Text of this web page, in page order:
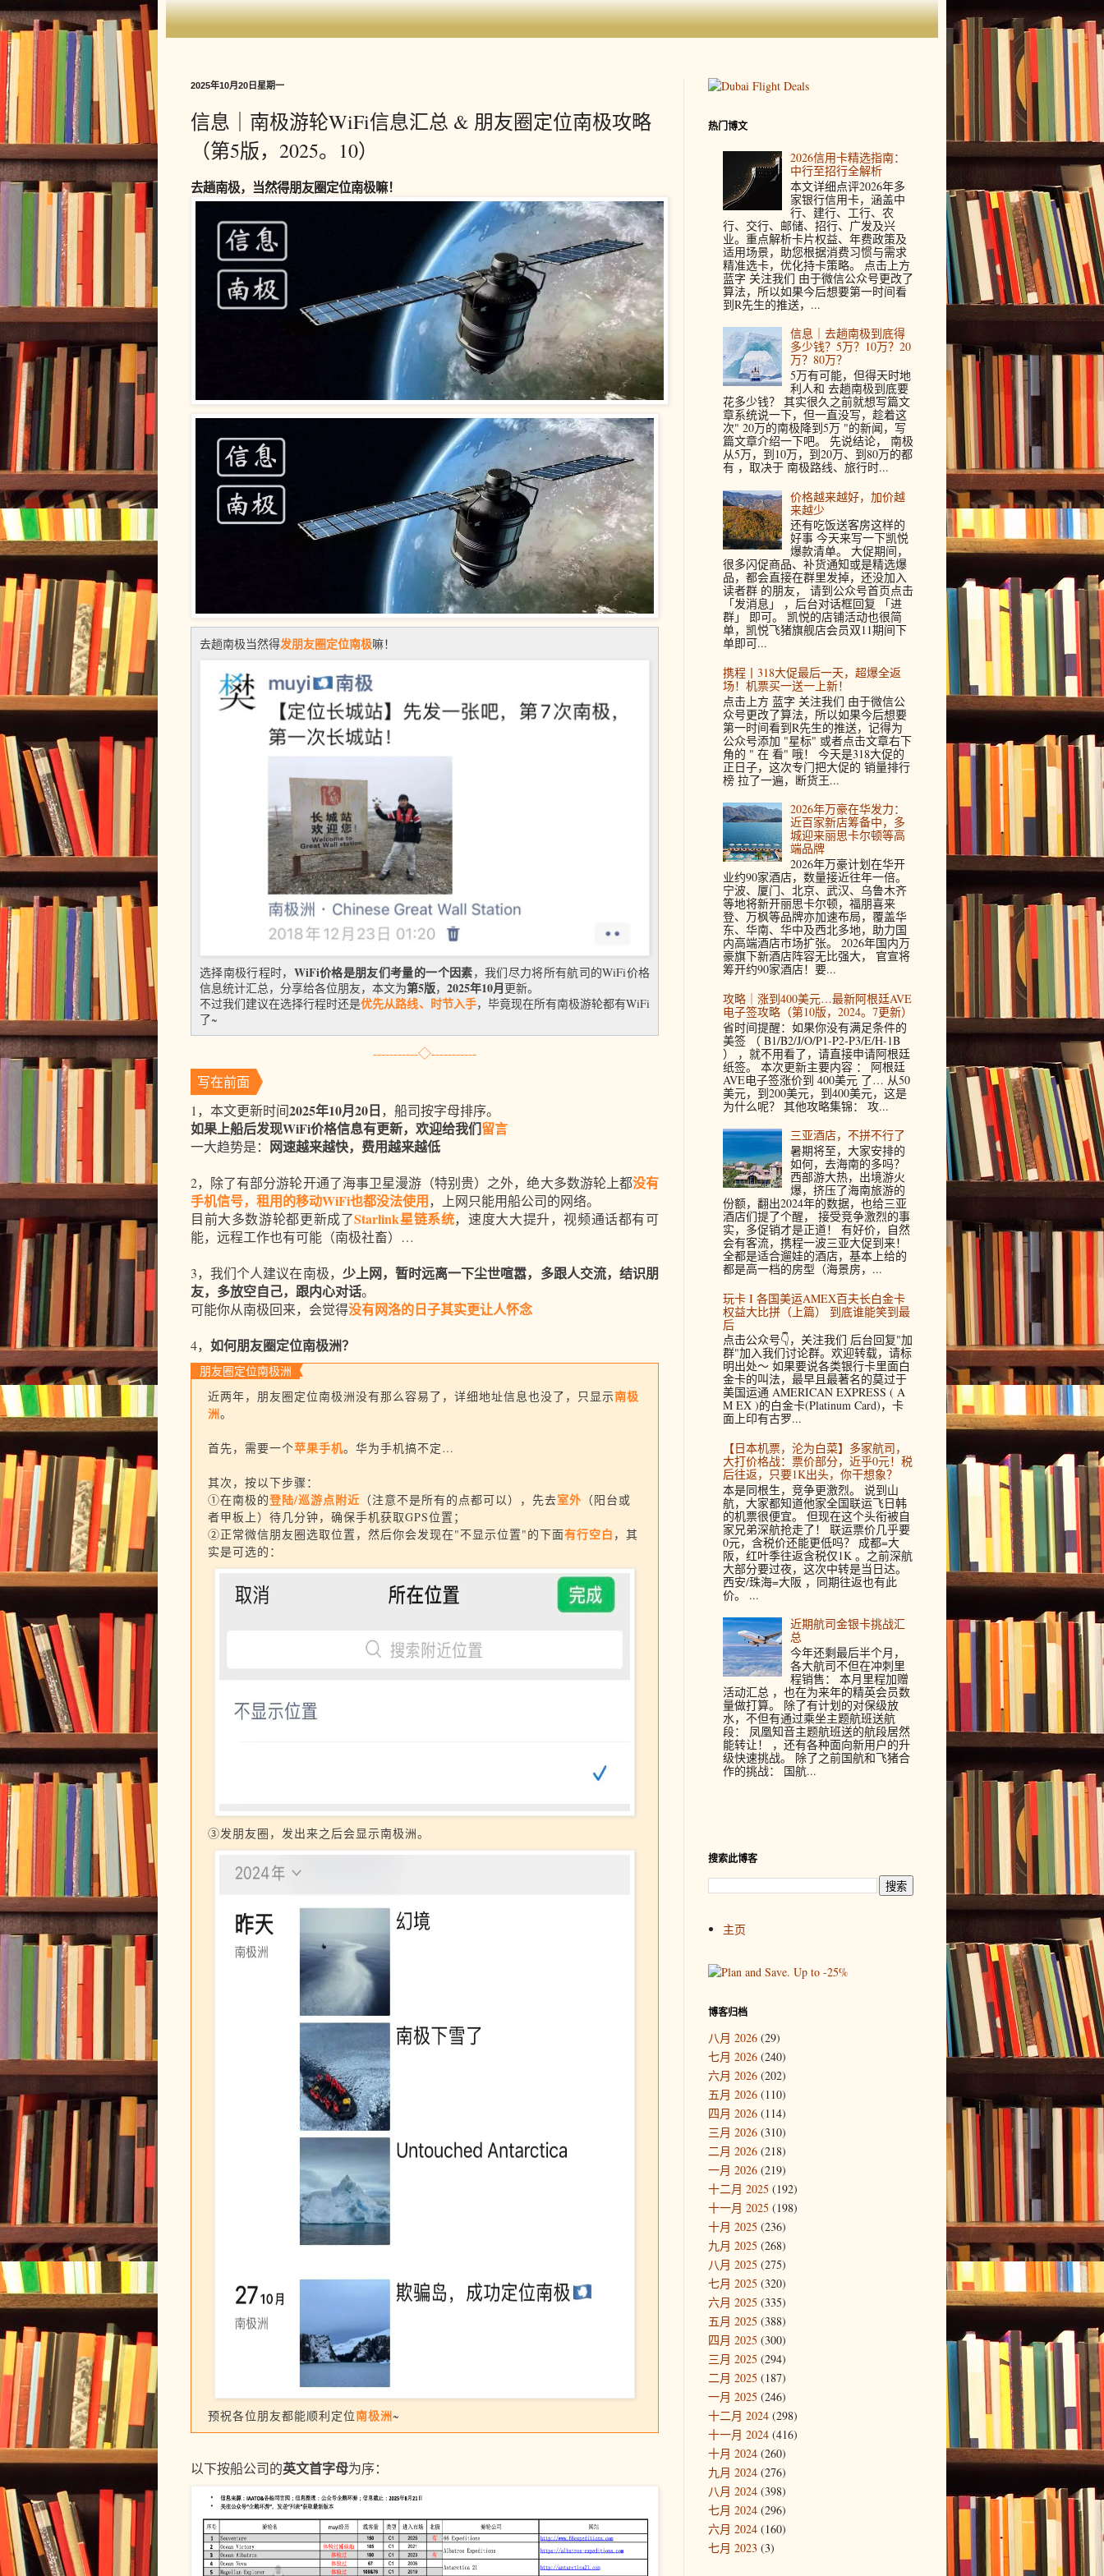
2025年10月20日星期一
信息｜南极游轮WiFi信息汇总 & 朋友圈定位南极攻略
（第5版，2025。10）
去趟南极，当然得朋友圈定位南极嘛！
去趟南极当然得发朋友圈定位南极嘛！
选择南极行程时， WiFi价格是朋友们考量的一个因素，我们尽力将所有航司的WiFi价格
信息统计汇总，分享给各位朋友，本文为第5版， 2025年10月更新。
不过我们建议在选择行程时还是优先从路线、时节入手，毕竟现在所有南极游轮都有WiFi
了~
-----------◇-----------
写在前面
1，本文更新时间2025年10月20日，船司按字母排序。
如果上船后发现WiFi价格信息有更新，欢迎给我们留言
一大趋势是： 网速越来越快，费用越来越低
2，除了有部分游轮开通了海事卫星漫游（特别贵）之外，绝大多数游轮上都没有
手机信号，租用的移动WiFi也都没法使用，上网只能用船公司的网络。
目前大多数游轮都更新成了Starlink星链系统，速度大大提升，视频通话都有可
能，远程工作也有可能（南极社畜）…
3，我们个人建议在南极， 少上网，暂时远离一下尘世喧嚣，多跟人交流，结识朋
友，多放空自己，跟内心对话。
可能你从南极回来，会觉得没有网洛的日子其实更让人怀念
4， 如何朋友圈定位南极洲？
朋友圈定位南极洲
近两年，朋友圈定位南极洲没有那么容易了，详细地址信息也没了，只显示南极
洲。
首先，需要一个苹果手机。华为手机搞不定…
其次，按以下步骤：
①在南极的登陆/巡游点附近 （注意不是所有的点都可以），先去室外 （阳台或
者甲板上）待几分钟，确保手机获取GPS位置；
②正常微信朋友圈选取位置，然后你会发现在"不显示位置"的下面有行空白 ，其
实是可选的：
③发朋友圈，发出来之后会显示南极洲。
预祝各位朋友都能顺利定位南极洲~
以下按船公司的英文首字母为序：
热门博文
2026信用卡精选指南：
中行至招行全解析
本文详细点评2026年多
家银行信用卡，涵盖中
行、建行、工行、农
行、交行、邮储、招行、广发及兴
业。重点解析卡片权益、年费政策及
适用场景，助您根据消费习惯与需求
精准选卡，优化持卡策略。 点击上方
蓝字 关注我们 由于微信公众号更改了
算法，所以如果今后想要第一时间看
到R先生的推送，...
信息｜去趟南极到底得
多少钱？5万？10万？20
万？80万？
5万有可能，但得天时地
利人和 去趟南极到底要
花多少钱？ 其实很久之前就想写篇文
章系统说一下，但一直没写，趁着这
次" 20万的南极降到5万 "的新闻，写
篇文章介绍一下吧。 先说结论， 南极
从5万，到10万，到20万、到80万的都
有 ，取决于 南极路线、旅行时...
价格越来越好，加价越
来越少
还有吃饭送客房这样的
好事 今天来写一下凯悦
爆款清单。 大促期间，
很多闪促商品、补货通知或是精选爆
品，都会直接在群里发掉，还没加入
读者群 的朋友， 请到公众号首页点击
「发消息」 ，后台对话框回复 「进
群」 即可。 凯悦的店铺活动也很简
单，凯悦飞猪旗舰店会员双11期间下
单即可...
携程丨318大促最后一天，超爆全返
场！机票买一送一上新！
点击上方 蓝字 关注我们 由于微信公
众号更改了算法，所以如果今后想要
第一时间看到R先生的推送，记得为
公众号添加 "星标" 或者点击文章右下
角的 " 在 看" 哦！ 今天是318大促的
正日子，这次专门把大促的 销量排行
榜 拉了一遍，断货王...
2026年万豪在华发力：
近百家新店筹备中，多
城迎来丽思卡尔顿等高
端品牌
2026年万豪计划在华开
业约90家酒店，数量接近往年一倍。
宁波、厦门、北京、武汉、乌鲁木齐
等地将新开丽思卡尔顿，福朋喜来
登、万枫等品牌亦加速布局，覆盖华
东、华南、华中及西北多地，助力国
内高端酒店市场扩张。 2026年国内万
豪旗下新酒店阵容无比强大， 官宣将
筹开约90家酒店！要...
攻略｜涨到400美元…最新阿根廷AVE
电子签攻略（第10版，2024。7更新）
省时间提醒：如果你没有满足条件的
美签 （ B1/B2/J/O/P1-P2-P3/E/H-1B
） ，就不用看了，请直接申请阿根廷
纸签。 本次更新主要内容 ： 阿根廷
AVE电子签涨价到 400美元 了… 从50
美元，到200美元，到400美元，这是
为什么呢？ 其他攻略集锦： 攻...
三亚酒店，不拼不行了
暑期将至，大家安排的
如何，去海南的多吗？
西部游大热，出境游火
爆，挤压了海南旅游的
份额，翻出2024年的数据，也给三亚
酒店们提了个醒， 接受竞争激烈的事
实，多促销才是正道！ 有好价，自然
会有客流，携程一波三亚大促到来！
全都是适合遛娃的酒店，基本上给的
都是高一档的房型（海景房，...
玩卡 I 各国美运AMEX百夫长白金卡
权益大比拼（上篇） 到底谁能笑到最
后
点击公众号👇，关注我们 后台回复"加
群"加入我们讨论群。欢迎转载，请标
明出处～ 如果要说各类银行卡里面白
金卡的叫法，最早且最著名的莫过于
美国运通 AMERICAN EXPRESS ( A
M EX )的白金卡(Platinum Card)，卡
面上印有古罗...
【日本机票，沦为白菜】多家航司，
大打价格战：票价部分，近乎0元！税
后往返，只要1K出头，你干想象？
本是同根生，竞争更激烈。 说到山
航，大家都知道他家全国联运飞日韩
的机票很便宜。 但现在这个头衔被自
家兄弟深航抢走了！ 联运票价几乎要
0元，含税价还能更低吗？ 成都=大
阪，红叶季往返含税仅1K 。之前深航
大部分要过夜，这次中转是当日达。
西安/珠海=大阪 ，同期往返也有此
价。 ...
近期航司金银卡挑战汇
总
今年还剩最后半个月，
各大航司不但在冲刺里
程销售： 本月里程加赠
活动汇总 ，也在为来年的精英会员数
量做打算。 除了有计划的对保级放
水，不但有通过乘坐主题航班送航
段： 凤凰知音主题航班送的航段居然
能转让！ ，还有各种面向新用户的升
级快速挑战。 除了之前国航和飞猪合
作的挑战： 国航...
搜索此博客
主页
博客归档
八月 2026 (29)
七月 2026 (240)
六月 2026 (202)
五月 2026 (110)
四月 2026 (114)
三月 2026 (310)
二月 2026 (218)
一月 2026 (219)
十二月 2025 (192)
十一月 2025 (198)
十月 2025 (236)
九月 2025 (268)
八月 2025 (275)
七月 2025 (320)
六月 2025 (335)
五月 2025 (388)
四月 2025 (300)
三月 2025 (294)
二月 2025 (187)
一月 2025 (246)
十二月 2024 (298)
十一月 2024 (416)
十月 2024 (260)
九月 2024 (276)
八月 2024 (398)
七月 2024 (296)
六月 2024 (160)
七月 2023 (3)